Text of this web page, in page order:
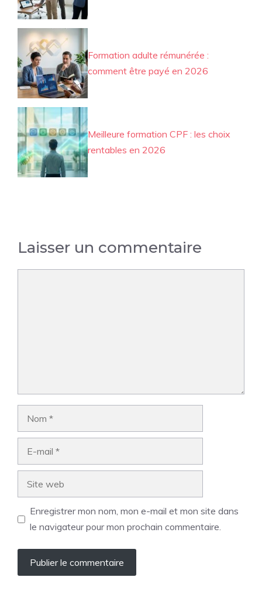
Formation adulte rémunérée :
comment être payé en 2026
Meilleure formation CPF : les choix
rentables en 2026
Laisser un commentaire
Enregistrer mon nom, mon e-mail et mon site dans
le navigateur pour mon prochain commentaire.